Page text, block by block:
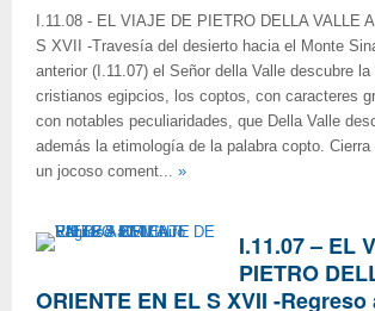
I.11.08 - EL VIAJE DE PIETRO DELLA VALLE
S XVII -Travesía del desierto hacia el Monte
anterior (I.11.07) el Señor della Valle descubre la
cristianos egipcios, los coptos, con caracteres
con notables peculiaridades, que Della Valle
además la etimología de la palabra copto.
un jocoso coment... »
I.11.07 – EL
PIETRO
ORIENTE EN EL S XVII -